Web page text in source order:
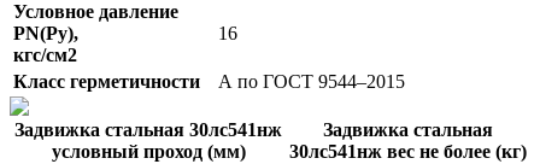
Условное давление
PN(Ру),
кгс/см2
16
Класс герметичности А по ГОСТ 9544–2015
Задвижка стальная 30лс541нж
условный проход (мм)
Задвижка стальная
30лс541нж вес не более (кг)